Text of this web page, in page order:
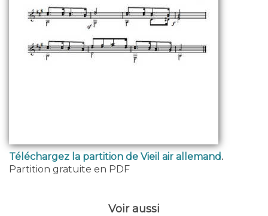
Téléchargez la partition de Vieil air allemand.
Partition gratuite en PDF
Voir aussi